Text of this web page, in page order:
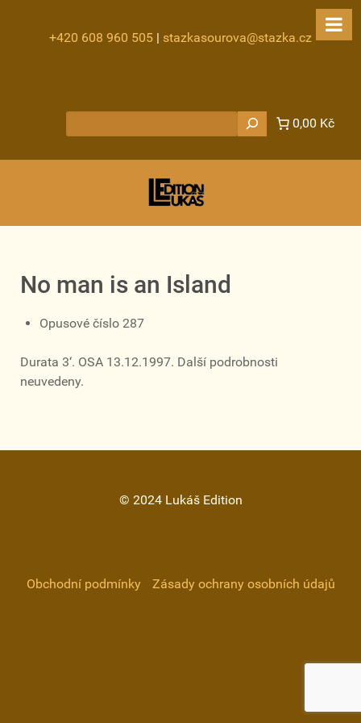
+420 608 960 505 | stazkasourova@stazka.cz
0,00 Kč
No man is an Island
Opusové číslo 287
Durata 3‘. OSA 13.12.1997. Další podrobnosti
neuvedeny.
© 2024 Lukáš Edition
Obchodní podmínky Zásady ochrany osobních údajů